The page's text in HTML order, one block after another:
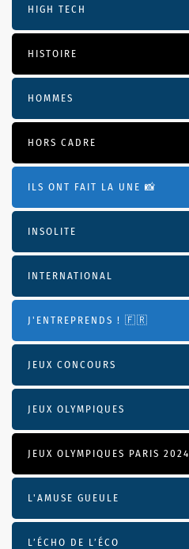
HIGH TECH
HISTOIRE
HOMMES
HORS CADRE
ILS ONT FAIT LA UNE 📸
INSOLITE
INTERNATIONAL
J'ENTREPRENDS ! 🇫🇷
JEUX CONCOURS
JEUX OLYMPIQUES
JEUX OLYMPIQUES PARIS 2024
L'AMUSE GUEULE
L’ÉCHO DE L’ÉCO